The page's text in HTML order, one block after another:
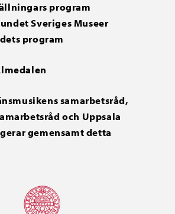
program
Sveriges Museer
program
samarbetsråd,
och Uppsala
gemensamt detta